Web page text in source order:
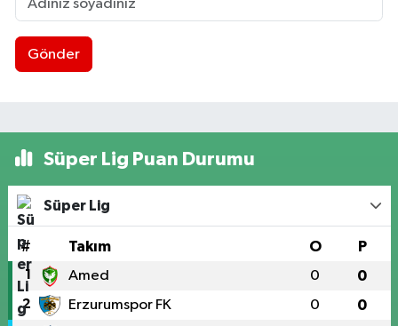
Gönder
Süper Lig Puan Durumu
Süper Lig
# Takım O P
1 Amed 0 0
2 Erzurumspor FK 0 0